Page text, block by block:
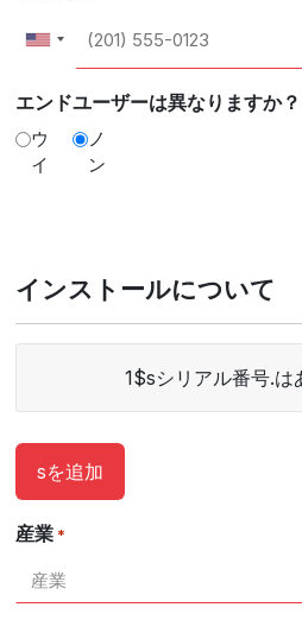
エンドユーザーは異なりますか？
ウ
イ
ノ
ン
インストールについて
ア
ル
号
ナ
ン
バ
1$sシリアル番号.は
sを追加
産業 *